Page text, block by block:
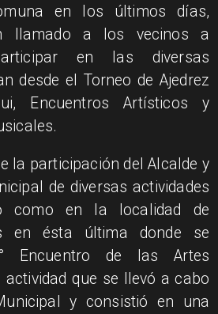
en los últimos días,
llamado a los vecinos a
en las diversas
desde el Torneo de Ajedrez
Encuentros Artísticos y
la participación del Alcalde y
de diversas actividades
como en la localidad de
en ésta última donde se
Encuentro de las Artes
actividad que se llevó a cabo
y consistió en una